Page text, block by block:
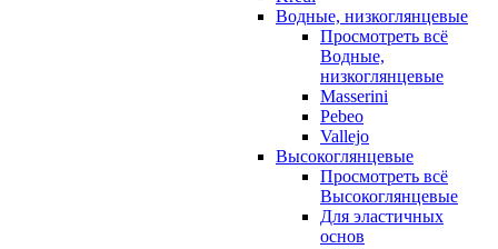
Водные, низкоглянцевые
Просмотреть всё
Водные,
низкоглянцевые
Masserini
Pebeo
Vallejo
Высокоглянцевые
Просмотреть всё
Высокоглянцевые
Для эластичных
основ